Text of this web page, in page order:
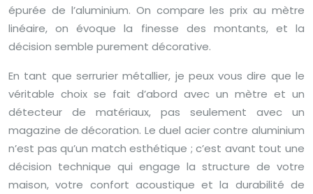
épurée de l’aluminium. On compare les prix au mètre
linéaire, on évoque la finesse des montants, et la
décision semble purement décorative.
En tant que serrurier métallier, je peux vous dire que le
véritable choix se fait d’abord avec un mètre et un
détecteur de matériaux, pas seulement avec un
magazine de décoration. Le duel acier contre aluminium
n’est pas qu’un match esthétique ; c’est avant tout une
décision technique qui engage la structure de votre
maison, votre confort acoustique et la durabilité de